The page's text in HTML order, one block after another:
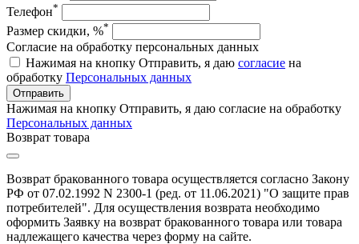
Телефон*
Размер скидки, %*
Согласие на обработку персональных данных
Нажимая на кнопку Отправить, я даю согласие на
обработку Персональных данных
Отправить
Нажимая на кнопку Отправить, я даю согласие на обработку
Персональных данных
Возврат товара
Возврат бракованного товара осуществляется согласно Закону
РФ от 07.02.1992 N 2300-1 (ред. от 11.06.2021) "О защите прав
потребителей". Для осуществления возврата необходимо
оформить Заявку на возврат бракованного товара или товара
надлежащего качества через форму на сайте.